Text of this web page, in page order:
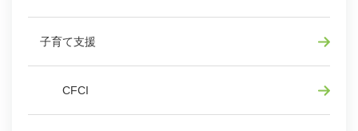
子育て支援
CFCI